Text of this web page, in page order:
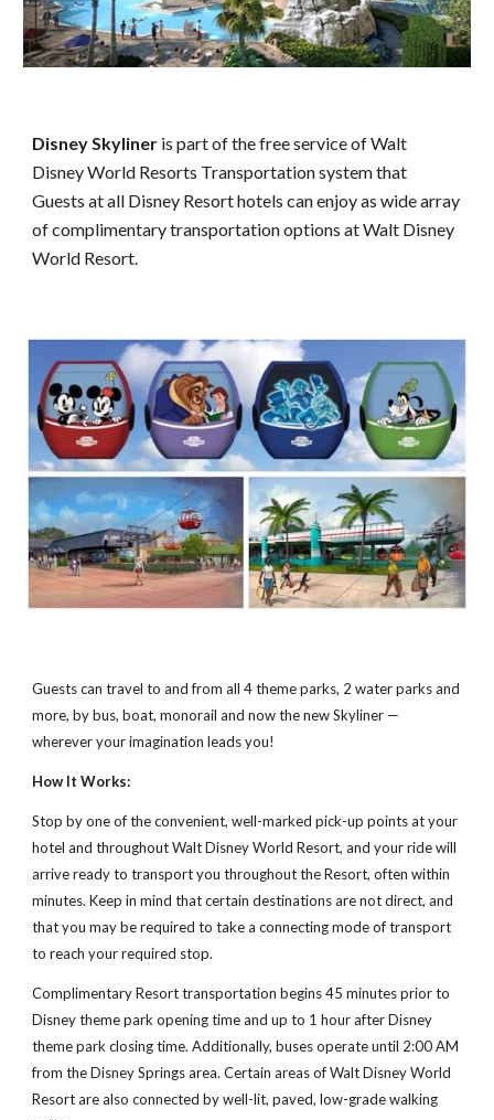
Disney Skyliner is part of the free service of Walt
Disney World Resorts Transportation system that
Guests at all Disney Resort hotels can enjoy as wide array
of complimentary transportation options at Walt Disney
World Resort.
Guests can travel to and from all 4 theme parks, 2 water parks and
more, by bus, boat, monorail and now the new Skyliner —
wherever your imagination leads you!
How It Works:
Stop by one of the convenient, well-marked pick-up points at your
hotel and throughout Walt Disney World Resort, and your ride will
arrive ready to transport you throughout the Resort, often within
minutes. Keep in mind that certain destinations are not direct, and
that you may be required to take a connecting mode of transport
to reach your required stop.
Complimentary Resort transportation begins 45 minutes prior to
Disney theme park opening time and up to 1 hour after Disney
theme park closing time. Additionally, buses operate until 2:00 AM
from the Disney Springs area. Certain areas of Walt Disney World
Resort are also connected by well-lit, paved, low-grade walking